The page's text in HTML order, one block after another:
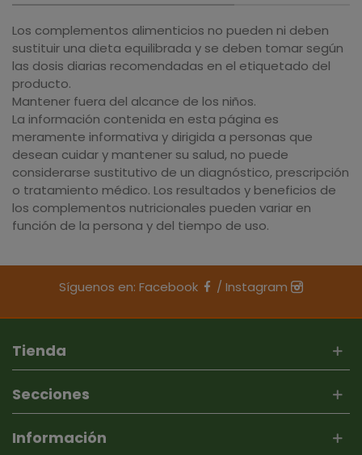
Los complementos alimenticios no pueden ni deben
sustituir una dieta equilibrada y se deben tomar según
las dosis diarias recomendadas en el etiquetado del
producto.
Mantener fuera del alcance de los niños.
La información contenida en esta página es
meramente informativa y dirigida a personas que
desean cuidar y mantener su salud, no puede
considerarse sustitutivo de un diagnóstico, prescripción
o tratamiento médico. Los resultados y beneficios de
los complementos nutricionales pueden variar en
función de la persona y del tiempo de uso.
Síguenos en: Facebook / Instagram
Tienda
Secciones
Información